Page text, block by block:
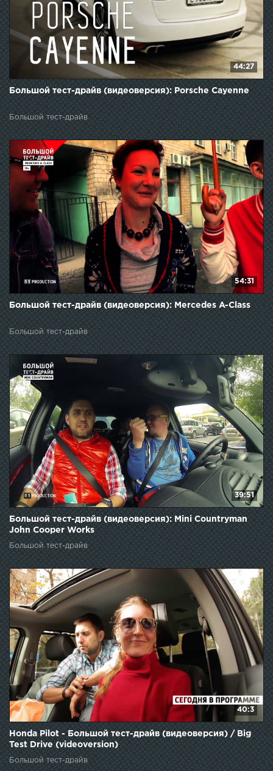
44:27
Большой тест-драйв (видеоверсия): Porsche Cayenne
Большой тест-драйв
54:31
Большой тест-драйв (видеоверсия): Mercedes A-Class
Большой тест-драйв
39:51
Большой тест-драйв (видеоверсия): Mini Countryman
John Cooper Works
Большой тест-драйв
40:3
Honda Pilot - Большой тест-драйв (видеоверсия) / Big
Test Drive (videoversion)
Большой тест-драйв